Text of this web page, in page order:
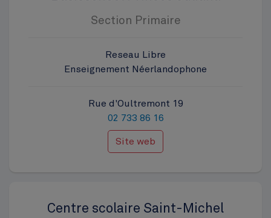
Section Primaire
Reseau Libre
Enseignement Néerlandophone
Rue d'Oultremont 19
02 733 86 16
Site web
Centre scolaire Saint-Michel